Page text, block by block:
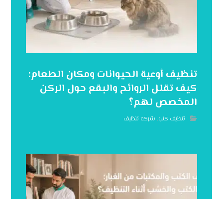
تنظيف أوعية الحيوانات ومكان الطعام:
كيف تقلل الروائح والبقع حول الركن
المخصص لهم؟
تنظيف كنب, شركه تنظيف